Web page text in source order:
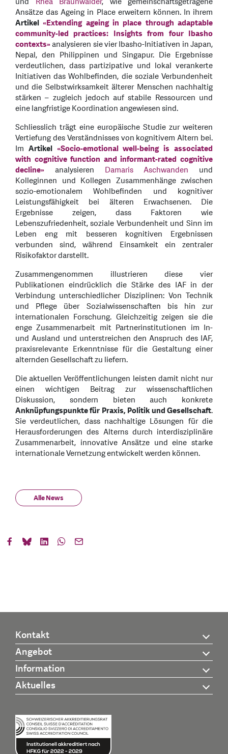
Ansätze das Ageing in Place erweitern können. In ihrem
Artikel«Extending ageing in place through adaptable
community-led practices: Insights from four Ibasho
contexts»analysieren sie vier Ibasho-Initiativen in Japan,
Nepal, den Philippinen und Singapur. Die Ergebnisse
verdeutlichen, dass partizipative und lokal verankerte
Initiativen das Wohlbefinden, die soziale Verbundenheit
und die Selbstwirksamkeit älterer Menschen nachhaltig
stärken – zugleich jedoch auf stabile Ressourcen und
eine langfristige Koordination angewiesen sind.
Schliesslich trägt eine europäische Studie zur weiteren
Vertiefung des Verständnisses von kognitivem Altern bei.
Im Artikel «Socio-emotional well-being is associated
with cognitive function and informant-rated cognitive
decline» analysieren Damaris Aschwanden und
Kolleginnen und Kollegen Zusammenhänge zwischen
sozio-emotionalem Wohlbefinden und kognitiver
Leistungsfähigkeit bei älteren Erwachsenen. Die
Ergebnisse zeigen, dass Faktoren wie
Lebenszufriedenheit, soziale Verbundenheit und Sinn im
Leben eng mit besseren kognitiven Ergebnissen
verbunden sind, während Einsamkeit ein zentraler
Risikofaktor darstellt.
Zusammengenommen illustrieren diese vier
Publikationen eindrücklich die Stärke des IAF in der
Verbindung unterschiedlicher Disziplinen: Von Technik
und Pflege über Sozialwissenschaften bis hin zur
internationalen Forschung. Gleichzeitig zeigen sie die
enge Zusammenarbeit mit Partnerinstitutionen im In-
und Ausland und unterstreichen den Anspruch des IAF,
praxisrelevante Erkenntnisse für die Gestaltung einer
alternden Gesellschaft zu liefern.
Die aktuellen Veröffentlichungen leisten damit nicht nur
einen wichtigen Beitrag zur wissenschaftlichen
Diskussion, sondern bieten auch konkrete
Anknüpfungspunkte für Praxis, Politik und Gesellschaft.
Sie verdeutlichen, dass nachhaltige Lösungen für die
Herausforderungen des Alterns durch interdisziplinäre
Zusammenarbeit, innovative Ansätze und eine starke
internationale Vernetzung entwickelt werden können.
Alle News
Kontakt
Angebot
Information
Aktuelles